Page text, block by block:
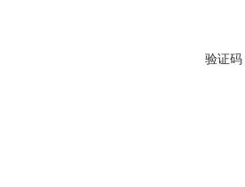
验证码